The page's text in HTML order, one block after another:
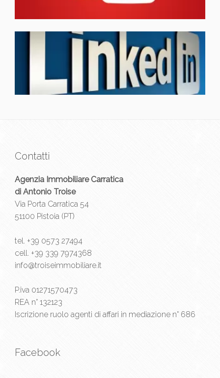
Contatti
Agenzia Immobiliare Carratica
di Antonio Troise
Via Porta Carratica 54
51100 Pistoia (PT)
tel. +39 0573 27494
cell. +39 339 7974368
info@troiseimmobiliare.it
P.iva 01271570473
REA n° 132123
Iscrizione ruolo agenti di affari in mediazione n° 686
Facebook